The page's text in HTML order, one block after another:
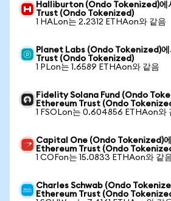
Halliburton (Ondo Tokenized)에
Trust (Ondo Tokenized)
1 HALon는 2.2312 ETHAon와 같음
Planet Labs (Ondo Tokenized)
Trust (Ondo Tokenized)
1 PLon는 1.6589 ETHAon와 같음
Fidelity Solana Fund (Ondo
Ethereum Trust (Ondo
1 FSOLon는 0.604856 ETHAon와
Capital One (Ondo Tokenized)
Ethereum Trust (Ondo
1 COFon는 15.0833 ETHAon와 같
Charles Schwab (Ondo
Ethereum Trust (Ondo